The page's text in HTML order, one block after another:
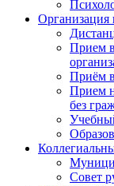
Организация
Прием
Приём
Прием
без
Совет